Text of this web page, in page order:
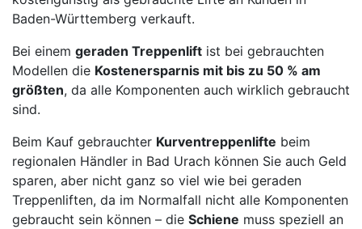
Baden-Württemberg verkauft.
Bei einem geraden Treppenlift ist bei gebrauchten
Modellen die Kostenersparnis mit bis zu 50 % am
größten, da alle Komponenten auch wirklich gebraucht
sind.
Beim Kauf gebrauchter Kurventreppenlifte beim
regionalen Händler in Bad Urach können Sie auch Geld
sparen, aber nicht ganz so viel wie bei geraden
Treppenliften, da im Normalfall nicht alle Komponenten
gebraucht sein können – die Schiene muss speziell an